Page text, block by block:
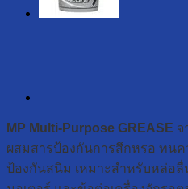
MP Multi-Purpose GREASE จ
ผสมสารป้องกันการสึกหรอ ทนค
ป้องกันสนิม เหมาะสำหรับหล่อ